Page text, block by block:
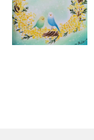
ートに魅了される。
2020年12月 地元山